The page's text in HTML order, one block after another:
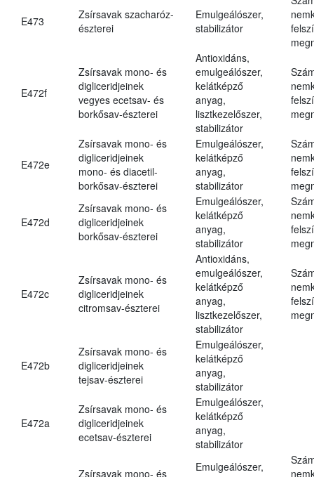
E473
Zsírsavak szacharóz-
észterei
Emulgeálószer,
stabilizátor
E472f
Zsírsavak mono- és
digliceridjeinek
vegyes ecetsav- és
borkősav-észterei
Antioxidáns,
emulgeálószer,
kelátképző
anyag,
lisztkezelőszer,
stabilizátor
E472e
Zsírsavak mono- és
digliceridjeinek
mono- és diacetil-
borkősav-észterei
Emulgeálószer,
kelátképző
anyag,
stabilizátor
E472d
Zsírsavak mono- és
digliceridjeinek
borkősav-észterei
Emulgeálószer,
kelátképző
anyag,
stabilizátor
E472c
Zsírsavak mono- és
digliceridjeinek
citromsav-észterei
Antioxidáns,
emulgeálószer,
kelátképző
anyag,
lisztkezelőszer,
stabilizátor
E472b
Zsírsavak mono- és
digliceridjeinek
tejsav-észterei
Emulgeálószer,
kelátképző
anyag,
stabilizátor
E472a
Zsírsavak mono- és
digliceridjeinek
ecetsav-észterei
Emulgeálószer,
kelátképző
anyag,
stabilizátor
Zsírsavak mono- és
Emulgeálószer,